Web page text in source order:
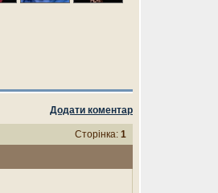
Додати коментар
Сторінка: 1